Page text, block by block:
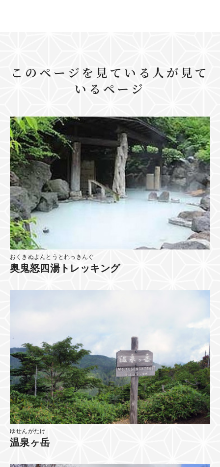
このページを見ている人が見て
いるページ
おくきぬよんとうとれっきんぐ
奥鬼怒四湯トレッキング
ゆせんがたけ
温泉ヶ岳